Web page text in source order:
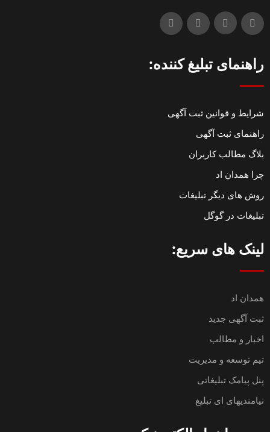
راهنمای تبلیغ کننده:
شرایط و قوانین ثبت آگهی
راهنمای ثبت آگهی
بلاگ مطالب کاربران
چرا همدان اد
روش های دیگر تبلیغات
تبلیغات در گوگل
لینک های سریع:
همدان اد
ثبت آگهی جدید
اخبار و مطالب
تیم توسعه و مدیریت
پنل پیامک تبلیغاتی
نیامندیهای ای تبلیغ